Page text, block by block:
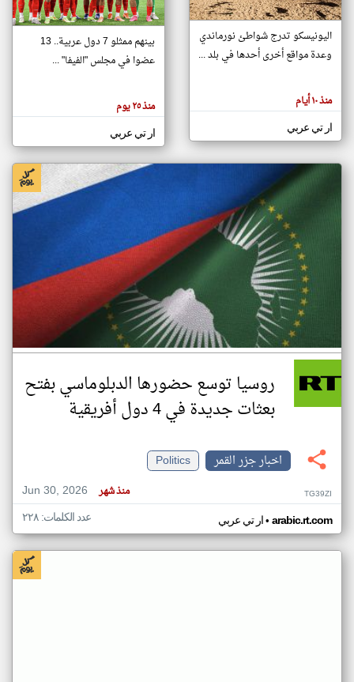
تغيير الدولة
اخبار جزر القمر على مدار الساعة
أهم اخبار جزر القمر العاجلة والمباشرة
هنا عن
وجهة
كاتبيها.
اليونيسكو تدرج شواطئ نورماندي
وعدة مواقع أخرى أحدها في بلد ...
منذ ١٠ أيام
ار تي عربي
بينهم ممثلو 7 دول عربية.. 13
عضوا في مجلس "الفيفا" ...
منذ ٢٥ يوم
ار تي عربي
روسيا توسع حضورها الدبلوماسي بفتح
بعثات جديدة في 4 دول أفريقية
اخبار جزر القمر
Politics
Jun 30, 2026
منذ شهر TG39ZI
ار تي عربي• arabic.rt.com عدد الكلمات: ٢٢٨
klyoum.com